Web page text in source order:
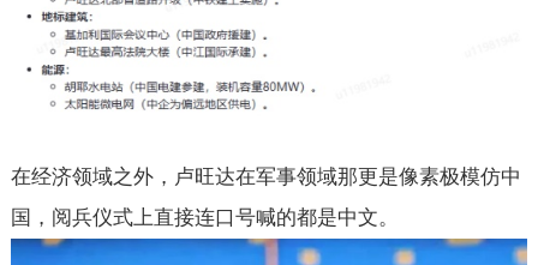
在经济领域之外，卢旺达在军事领域那更是像素极模仿中
国，阅兵仪式上直接连口号喊的都是中文。